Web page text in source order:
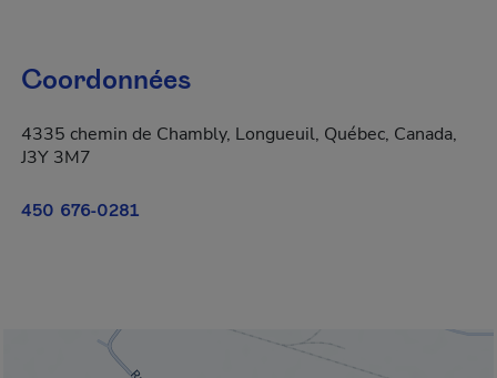
Coordonnées
4335 chemin de Chambly, Longueuil, Québec, Canada,
J3Y 3M7
450 676-0281